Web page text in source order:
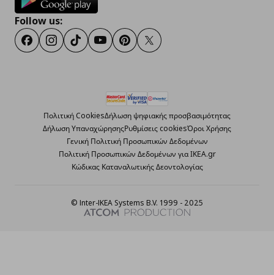
Follow us:
FacebookInstagram
TikTokYoutubePinterestTwitter
Πολιτική CookiesΔήλωση ψηφιακής προσβασιμότητας
Δήλωση ΥπαναχώρησηςΡυθμίσεις cookiesΌροι Χρήσης
Γενική Πολιτική Προσωπικών Δεδομένων
Πολιτική Προσωπικών Δεδομένων για ΙΚΕΑ.gr
Κώδικας Καταναλωτικής Δεοντολογίας
© Inter-IKEA Systems B.V. 1999 - 2025